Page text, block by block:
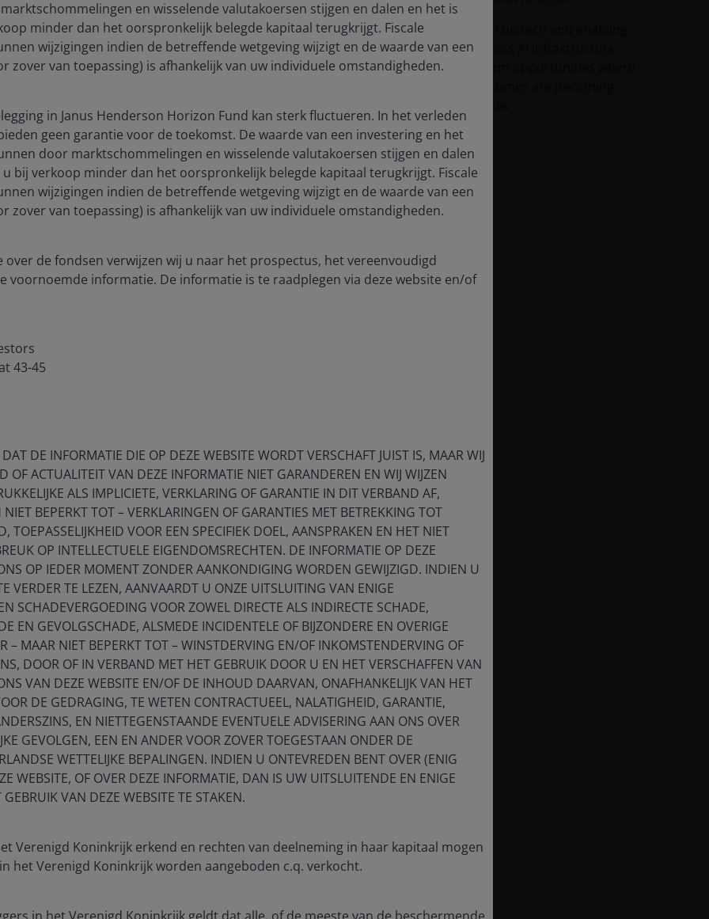
for clients
fast-changing equity landscape
Timely & Topical
to chart the potential in
and may differ from the views of other
made to individual securities do not
security, investment strategy or market sector,
Investors, its affiliated advisor, or its
value of an investment and the income from it
amount originally invested.
investment recommendation.
Breakthroughs in biotech and enabling
technologies across AI infrastructure
highlight long‑term opportunities where
en wisselende valutakoersen stijgen en dalen en het is
minder dan het oorspronkelijk belegde kapitaal terugkrijgt. Fiscale
wijzigingen indien de betreffende wetgeving wijzigt en de waarde van een
zover van toepassing) is afhankelijk van uw individuele omstandigheden.
in Janus Henderson Horizon Fund kan sterk fluctueren. In het verleden
geen garantie voor de toekomst. De waarde van een investering en het
door marktschommelingen en wisselende valutakoersen stijgen en dalen
bij verkoop minder dan het oorspronkelijk belegde kapitaal terugkrijgt. Fiscale
wijzigingen indien de betreffende wetgeving wijzigt en de waarde van een
zover van toepassing) is afhankelijk van uw individuele omstandigheden.
de fondsen verwijzen wij u naar het prospectus, het vereenvoudigd
voornoemde informatie. De informatie is te raadplegen via deze website en/of
43-45
DE INFORMATIE DIE OP DEZE WEBSITE WORDT VERSCHAFT JUIST IS, MAAR WIJ
OF ACTUALITEIT VAN DEZE INFORMATIE NIET GARANDEREN EN WIJ WIJZEN
ALS IMPLICIETE, VERKLARING OF GARANTIE IN DIT VERBAND AF,
BEPERKT TOT – VERKLARINGEN OF GARANTIES MET BETREKKING TOT
TOEPASSELIJKHEID VOOR EEN SPECIFIEK DOEL, AANSPRAKEN EN HET NIET
OP INTELLECTUELE EIGENDOMSRECHTEN. DE INFORMATIE OP DEZE
OP IEDER MOMENT ZONDER AANKONDIGING WORDEN GEWIJZIGD. INDIEN U
VERDER TE LEZEN, AANVAARDT U ONZE UITSLUITING VAN ENIGE
SCHADEVERGOEDING VOOR ZOWEL DIRECTE ALS INDIRECTE SCHADE,
EN GEVOLGSCHADE, ALSMEDE INCIDENTELE OF BIJZONDERE EN OVERIGE
– MAAR NIET BEPERKT TOT – WINSTDERVING EN/OF INKOMSTENDERVING OF
DOOR OF IN VERBAND MET HET GEBRUIK DOOR U EN HET VERSCHAFFEN VAN
VAN DEZE WEBSITE EN/OF DE INHOUD DAARVAN, ONAFHANKELIJK VAN HET
DE GEDRAGING, TE WETEN CONTRACTUEEL, NALATIGHEID, GARANTIE,
EN NIETTEGENSTAANDE EVENTUELE ADVISERING AAN ONS OVER
GEVOLGEN, EEN EN ANDER VOOR ZOVER TOEGESTAAN ONDER DE
WETTELIJKE BEPALINGEN. INDIEN U ONTEVREDEN BENT OVER (ENIG
WEBSITE, OF OVER DEZE INFORMATIE, DAN IS UW UITSLUITENDE EN ENIGE
GEBRUIK VAN DEZE WEBSITE TE STAKEN.
Verenigd Koninkrijk erkend en rechten van deelneming in haar kapitaal mogen
het Verenigd Koninkrijk worden aangeboden c.q. verkocht.